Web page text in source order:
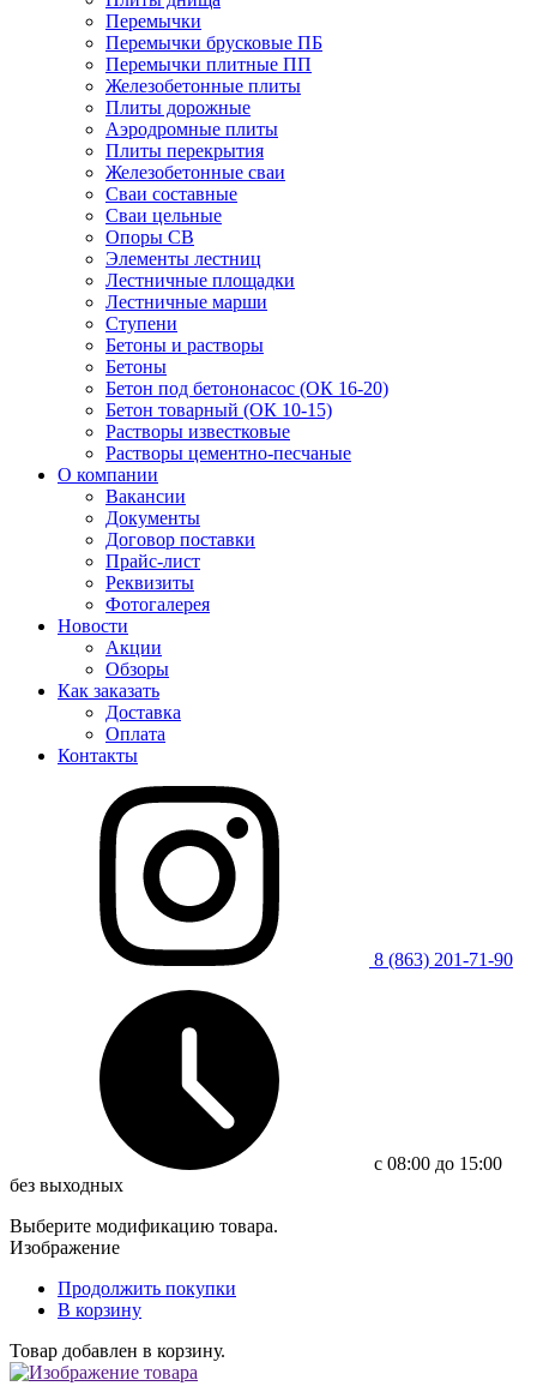
Перемычки
Перемычки брусковые ПБ
Перемычки плитные ПП
Железобетонные плиты
Плиты дорожные
Аэродромные плиты
Плиты перекрытия
Железобетонные сваи
Сваи составные
Сваи цельные
Опоры СВ
Элементы лестниц
Лестничные площадки
Лестничные марши
Ступени
Бетоны и растворы
Бетоны
Бетон под бетононасос (ОК 16-20)
Бетон товарный (ОК 10-15)
Растворы известковые
Растворы цементно-песчаные
О компании
Вакансии
Документы
Договор поставки
Прайс-лист
Реквизиты
Фотогалерея
Новости
Акции
Обзоры
Как заказать
Доставка
Оплата
Контакты
8 (863) 201-71-90
c 08:00 до 15:00
без выходных
Выберите модификацию товара.
Изображение
Продолжить покупки
В корзину
Товар добавлен в корзину.